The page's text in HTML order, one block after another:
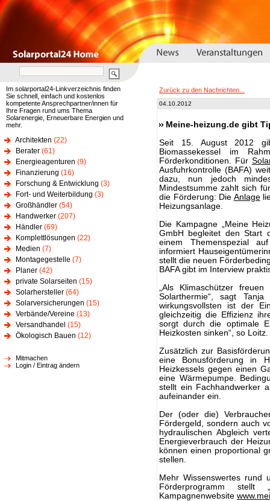
Im solarportal24-Linkverzeichnis finden
Sie schnell, einfach und kostenlos
kompetente Ansprechpartner/innen für
Ihre Fragen rund ums Thema
Solarenergie, Erneuerbare Energien und
mehr.
Architekten (22)
Berater (61)
Energieagenturen (9)
Finanzierung (16)
Forschung & Entwicklung (3)
Fort- und Weiterbildung (3)
Großhändler (54)
Handwerker (207)
Händler (69)
Komplettlösungen (22)
Medien (7)
Montagegestelle (7)
Planer (42)
private Solarseiten (15)
Solarhersteller (64)
Solarversicherungen (15)
Verbände/Vereine (13)
Versandhandel (15)
Ökologisch Bauen (12)
Mitmachen
Login / Eintrag ändern
Zurück zu den Nachrichten...
04.10.2012
Meine-heizung.de gibt
Seit 15. August 2012
Biomassekessel im
Förderkonditionen. Für
Ausfuhrkontrolle (BAFA)
dazu, nun jedoch
Mindestsumme zahlt sich
die Förderung: Die Anlage
Heizungsanlage.
Die Kampagne „Meine
GmbH begleitet den Start
einem Themenspezial
informiert
stellt die neuen
BAFA gibt im Interview
„Als Klimaschützer
Solarthermie“, sagt
wirkungsvollsten ist der
gleichzeitig die Effizienz
sorgt durch die optimale
Heizkosten sinken“, so Loitz.
Zusätzlich zur
eine Bonusförderung in
Heizkessels gegen einen
eine Wärmepumpe.
stellt ein Fachhandwerker
aufeinander ein.
Der (oder die)
Fördergeld, sondern auch
hydraulischen Abgleich
Energieverbrauch der
können einen proportional
stellen.
Mehr Wissenswertes rund
Förderprogramm
Kampagnenwebsite